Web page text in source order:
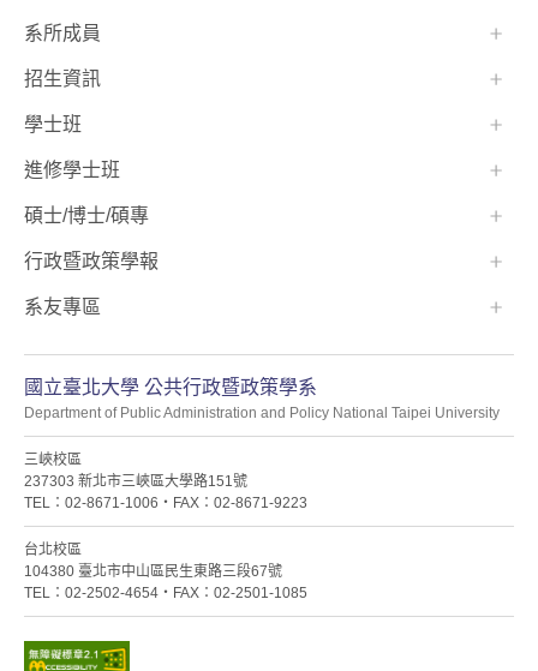
國立臺北大學 公共行政暨政策學系
Department of Public Administration and Policy National Taipei University
三峽校區
237303 新北市三峽區大學路151號
TEL：02-8671-1006・FAX：02-8671-9223
台北校區
104380 臺北市中山區民生東路三段67號
TEL：02-2502-4654・FAX：02-2501-1085
系所成員
招生資訊
學士班⠀⠀
進修學士班
碩士/博士/碩專
行政暨政策學報
系友專區